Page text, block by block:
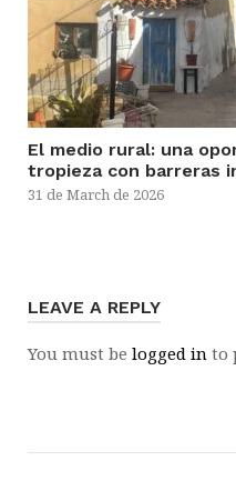
El medio rural: una
tropieza con barreras
31 de March de 2026
LEAVE A REPLY
You must be logged in to